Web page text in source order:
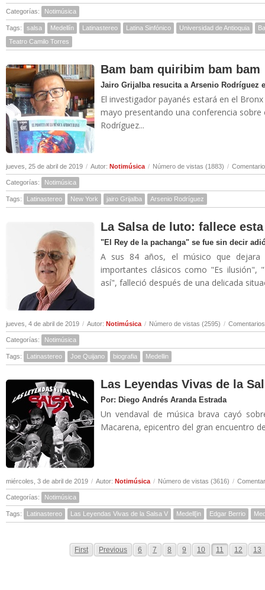
Categorías: Notimúsica
Tags: salsa Medellín Latinastereo Latina Sinfónico Universidad de Antioquia
Teatro Camilo Torres
Bam bam quiribim bam bam
Jairo Grijalba resucita a Arsenio Rodríguez
El investigador payanés estará en el
mayo presentando una conferencia
Rodríguez...
jueves, 25 de abril de 2019 / Autor: Notimúsica / Número de vistas (1883) /
Categorías: Notimúsica
Tags: Latinastereo New York jairo Grijalba Arsenio Rodríguez
La Salsa de luto: fallece
"El Rey de la pachanga" se fue sin decir
A sus 84 años, el músico que
importantes clásicos como "Es ilusión",
así", falleció después de una delicada
jueves, 4 de abril de 2019 / Autor: Notimúsica / Número de vistas (2595) /
Categorías: Notimúsica
Tags: Latinastereo Joe Quijano biografia Medellin
Las Leyendas Vivas de la
Por: Diego Andrés Aranda Estrada
Un vendaval de música brava cayó
Macarena, epicentro del gran encuentro
miércoles, 3 de abril de 2019 / Autor: Notimúsica / Número de vistas (3616) /
Categorías: Notimúsica
Tags: Latinastereo Las Leyendas Vivas de la Salsa V Medell[in Edgar Berrio
First Previous 6 7 8 9 10 11 12 13